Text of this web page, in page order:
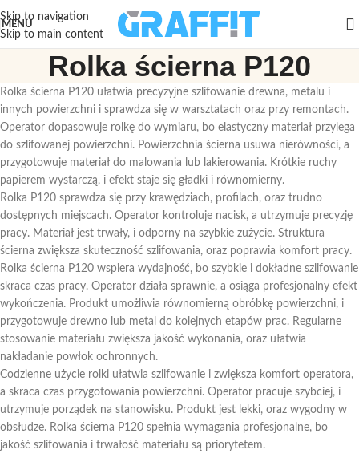
Skip to navigation
Skip to main content
MENU
Rolka ścierna P120
Rolka ścierna P120 ułatwia precyzyjne szlifowanie drewna, metalu i
innych powierzchni i sprawdza się w warsztatach oraz przy remontach.
Operator dopasowuje rolkę do wymiaru, bo elastyczny materiał przylega
do szlifowanej powierzchni. Powierzchnia ścierna usuwa nierówności, a
przygotowuje materiał do malowania lub lakierowania. Krótkie ruchy
papierem wystarczą, i efekt staje się gładki i równomierny.
Rolka P120 sprawdza się przy krawędziach, profilach, oraz trudno
dostępnych miejscach. Operator kontroluje nacisk, a utrzymuje precyzję
pracy. Materiał jest trwały, i odporny na szybkie zużycie. Struktura
ścierna zwiększa skuteczność szlifowania, oraz poprawia komfort pracy.
Rolka ścierna P120 wspiera wydajność, bo szybkie i dokładne szlifowanie
skraca czas pracy. Operator działa sprawnie, a osiąga profesjonalny efekt
wykończenia. Produkt umożliwia równomierną obróbkę powierzchni, i
przygotowuje drewno lub metal do kolejnych etapów prac. Regularne
stosowanie materiału zwiększa jakość wykonania, oraz ułatwia
nakładanie powłok ochronnych.
Codzienne użycie rolki ułatwia szlifowanie i zwiększa komfort operatora,
a skraca czas przygotowania powierzchni. Operator pracuje szybciej, i
utrzymuje porządek na stanowisku. Produkt jest lekki, oraz wygodny w
obsłudze. Rolka ścierna P120 spełnia wymagania profesjonalne, bo
jakość szlifowania i trwałość materiału są priorytetem.